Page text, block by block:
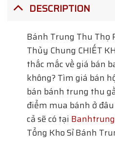
DESCRIPTION
Bánh Trung Thu Thọ
Thủy Chung CHIẾT
thắc mắc về giá bán
không? Tìm giá bán
bán bánh trung thu
điểm mua bánh ở
cả sẽ có tại
Tổng Kho Sỉ Bánh